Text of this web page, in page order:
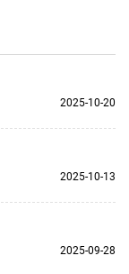
2025-10-20
2025-10-13
2025-09-28